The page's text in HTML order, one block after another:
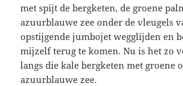
met spijt de bergketen, de groene
azuurblauwe zee onder de vleugels
opstijgende jumbojet wegglijden en
mijzelf terug te komen. Nu is het zo
langs die kale bergketen met groene
azuurblauwe zee.